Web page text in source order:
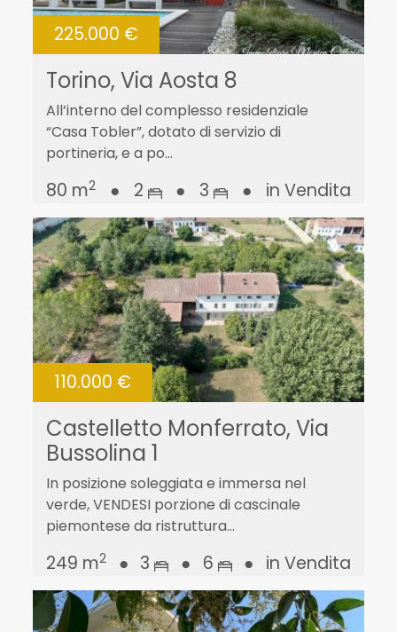
225.000 €
Torino, Via Aosta 8
All’interno del complesso residenziale
“Casa Tobler”, dotato di servizio di
portineria, e a po...
80 m2 ● 2 ● 3 ● in Vendita
110.000 €
Castelletto Monferrato, Via
Bussolina 1
In posizione soleggiata e immersa nel
verde, VENDESI porzione di cascinale
piemontese da ristruttura...
249 m2 ● 3 ● 6 ● in Vendita